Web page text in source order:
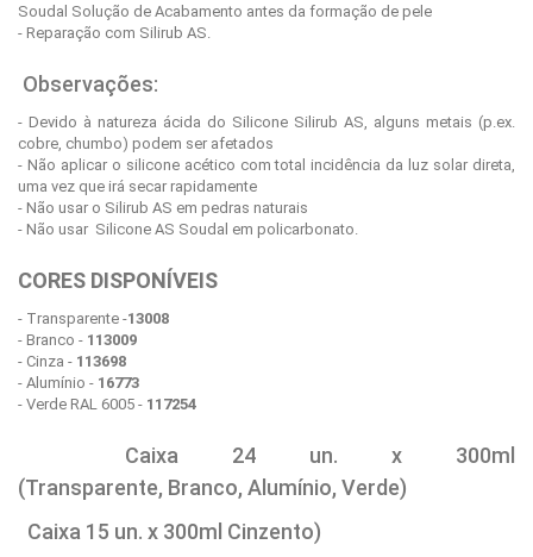
Soudal Solução de Acabamento antes da formação de pele
- Reparação com Silirub AS.
Observações:
- Devido à natureza ácida do Silicone Silirub AS, alguns metais (p.ex.
cobre, chumbo) podem ser afetados
- Não aplicar o silicone acético com total incidência da luz solar direta,
uma vez que irá secar rapidamente
- Não usar o Silirub AS em pedras naturais
- Não usar Silicone AS Soudal em policarbonato.
CORES DISPONÍVEIS
- Transparente -13008
- Branco - 113009
- Cinza - 113698
- Alumínio - 16773
- Verde RAL 6005 - 117254
Caixa 24 un. x 300ml
(Transparente, Branco, Alumínio, Verde)
Caixa 15 un. x 300ml Cinzento)